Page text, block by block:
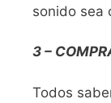
sonido sea
3 –
Todos